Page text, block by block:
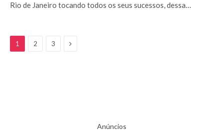
Rio de Janeiro tocando todos os seus sucessos, dessa…
1 2 3 Next
Anúncios